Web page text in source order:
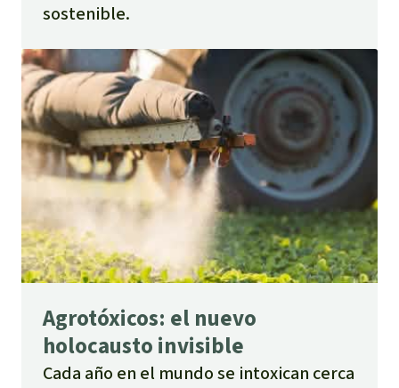
sostenible.
Agrotóxicos: el nuevo
holocausto invisible
Cada año en el mundo se intoxican cerca